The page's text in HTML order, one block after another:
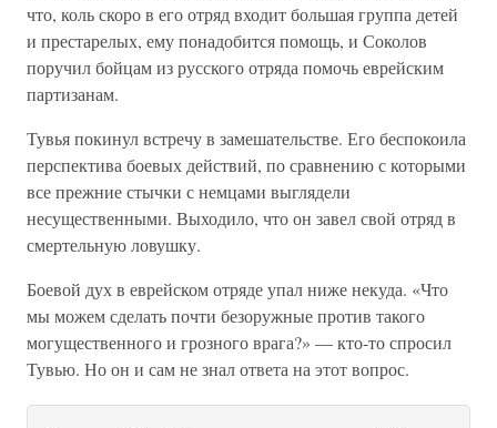
что, коль скоро в его отряд входит большая группа детей
и престарелых, ему понадобится помощь, и Соколов
поручил бойцам из русского отряда помочь еврейским
партизанам.
Тувья покинул встречу в замешательстве. Его беспокоила
перспектива боевых действий, по сравнению с которыми
все прежние стычки с немцами выглядели
несущественными. Выходило, что он завел свой отряд в
смертельную ловушку.
Боевой дух в еврейском отряде упал ниже некуда. «Что
мы можем сделать почти безоружные против такого
могущественного и грозного врага?» — кто-то спросил
Тувью. Но он и сам не знал ответа на этот вопрос.